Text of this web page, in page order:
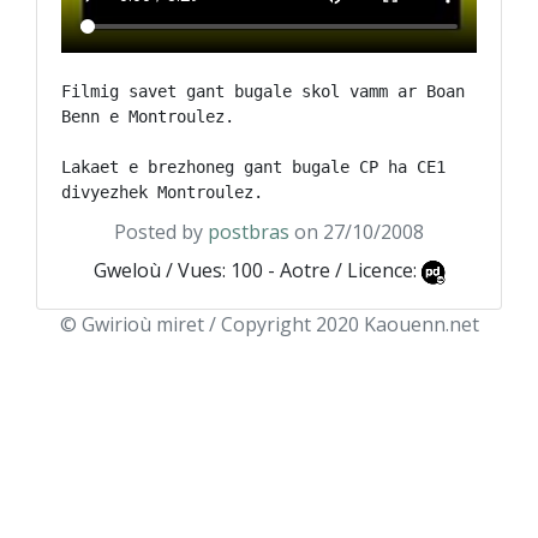
Filmig savet gant bugale skol vamm ar Boan
Benn e Montroulez.
Lakaet e brezhoneg gant bugale CP ha CE1
Posted by postbras on 27/10/2008
Gweloù / Vues: 100 - Aotre / Licence:
© Gwirioù miret / Copyright 2020 Kaouenn.net